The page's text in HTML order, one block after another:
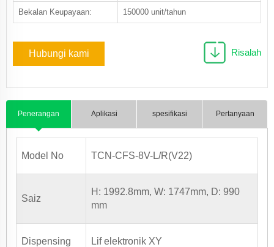
Bekalan Keupayaan: 150000 unit/tahun
Hubungi kami Risalah
Penerangan
Produk
Aplikasi spesifikasi Pertanyaan
Model No TCN-CFS-8V-L/R(V22)
Saiz
H: 1992.8mm, W: 1747mm, D: 990
mm
Dispensing Lif elektronik XY